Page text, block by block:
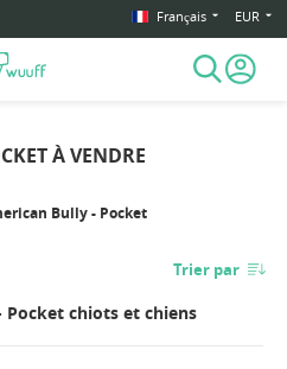
Français EUR
À VENDRE
Bully - Pocket
Trier par
Pocket chiots et chiens